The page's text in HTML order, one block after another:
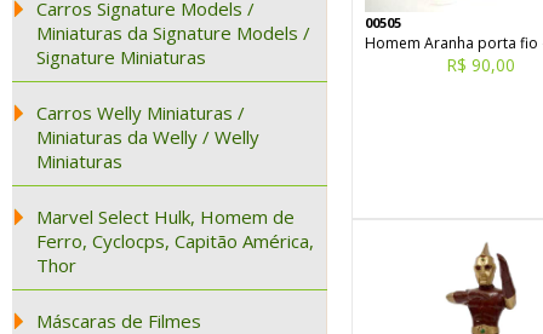
Carros Signature Models /
Miniaturas da Signature Models /
Signature Miniaturas
Carros Welly Miniaturas /
Miniaturas da Welly / Welly
Miniaturas
Marvel Select Hulk, Homem de
Ferro, Cyclocps, Capitão América,
Thor
Máscaras de Filmes
00505
Homem Aranha porta fio
R$ 90,00